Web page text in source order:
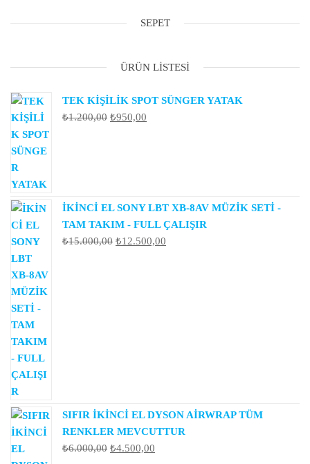
SEPET
ÜRÜN LISTESI
TEK KİŞİLİK SPOT SÜNGER YATAK
₺1.200,00 Orijinal
₺950,00
İKİNCİ EL SONY LBT XB-8AV MÜZİK SETİ -
TAM TAKIM - FULL ÇALIŞIR
₺15.000,00 Orijinal
₺12.500,00
SIFIR İKİNCİ EL DYSON AİRWRAP TÜM
RENKLER MEVCUTTUR
₺6.000,00 Orijinal
₺4.500,00